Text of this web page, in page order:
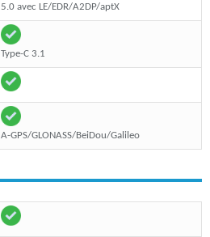
5.0 avec LE/EDR/A2DP/aptX
Type-C 3.1
A-GPS/GLONASS/BeiDou/Galileo